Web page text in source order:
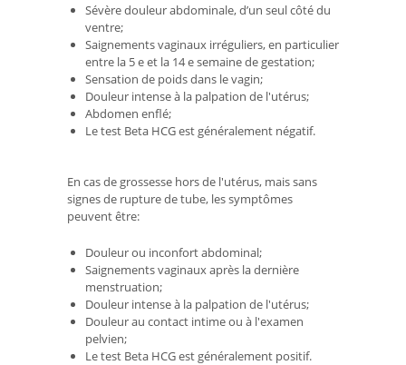
Sévère douleur abdominale, d’un seul côté du
ventre;
Saignements vaginaux irréguliers, en particulier
entre la 5 e et la 14 e semaine de gestation;
Sensation de poids dans le vagin;
Douleur intense à la palpation de l'utérus;
Abdomen enflé;
Le test Beta HCG est généralement négatif.
En cas de grossesse hors de l'utérus, mais sans
signes de rupture de tube, les symptômes
peuvent être:
Douleur ou inconfort abdominal;
Saignements vaginaux après la dernière
menstruation;
Douleur intense à la palpation de l'utérus;
Douleur au contact intime ou à l'examen
pelvien;
Le test Beta HCG est généralement positif.